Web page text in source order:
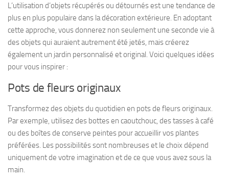
L’utilisation d’objets récupérés ou détournés est une tendance de
plus en plus populaire dans la décoration extérieure. En adoptant
cette approche, vous donnerez non seulement une seconde vie à
des objets qui auraient autrement été jetés, mais créerez
également un jardin personnalisé et original. Voici quelques idées
pour vous inspirer :
Pots de fleurs originaux
Transformez des objets du quotidien en pots de fleurs originaux.
Par exemple, utilisez des bottes en caoutchouc, des tasses à café
ou des boîtes de conserve peintes pour accueillir vos plantes
préférées. Les possibilités sont nombreuses et le choix dépend
uniquement de votre imagination et de ce que vous avez sous la
main.